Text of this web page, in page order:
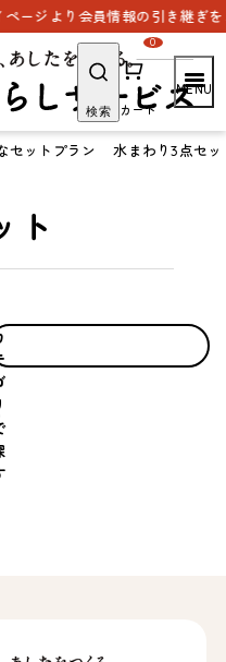
ジより会員情報の引き継ぎを
検索 カート
0
セットプラン 水まわり3点セッ
ト